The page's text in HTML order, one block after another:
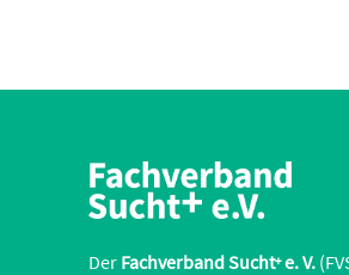
Der Fachverband Sucht+e. V.